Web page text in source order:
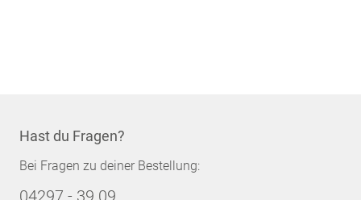
Hast du Fragen?
Bei Fragen zu deiner Bestellung:
04297 - 39 09